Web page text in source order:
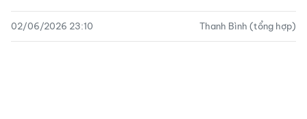
02/06/2026 23:10 Thanh Bình (tổng hợp)